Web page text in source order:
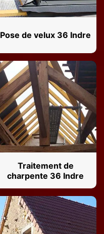
Pose de velux 36 Indre
Traitement de
charpente 36 Indre